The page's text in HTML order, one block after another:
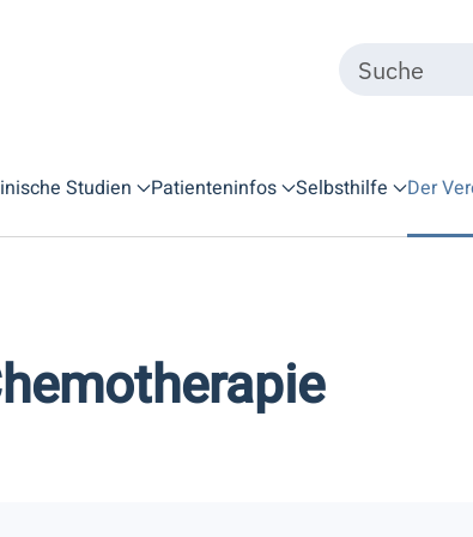
Studien Patienteninfos Selbsthilfe Der